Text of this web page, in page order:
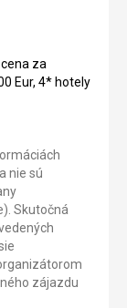
za
Eur, 4* hotely
nie sú
Skutočná
zájazdu